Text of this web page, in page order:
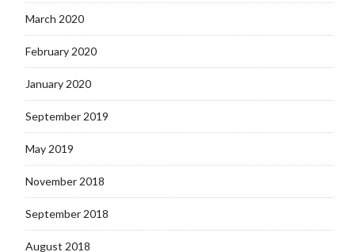
March 2020
February 2020
January 2020
September 2019
May 2019
November 2018
September 2018
August 2018